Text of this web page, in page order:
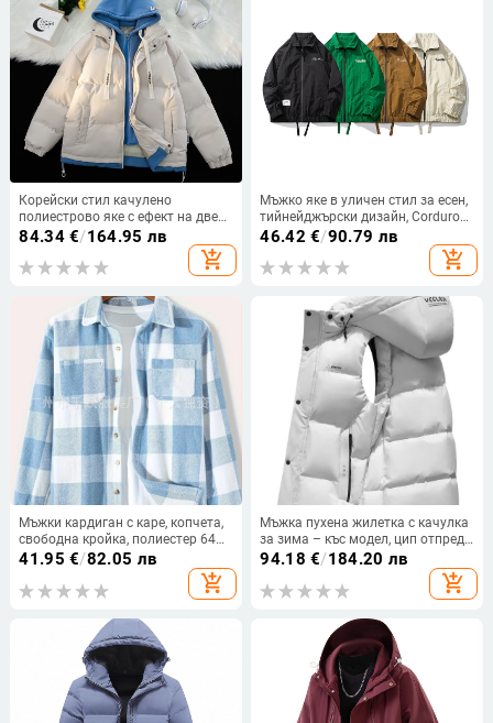
Корейски стил качулено
полиестрово яке с ефект на две
части, цип, пълнител полиестер,
84.34€/164.95 лв
add_shopping_cart
Мъжко яке в уличен стил за есен,
тийнейджърски дизайн, Corduroy
плат с Rabbit fur акценти, с
качулка, устойчиво на износване
46.42 €/90.79 лв
add_shopping_cart
Мъжки кардиган с каре, копчета,
свободна кройка, полиестер 64%,
ветроустойчив
41.95 €/82.05 лв
add_shopping_cart
Мъжка пухена жилетка с качулка
за зима – къс модел, цип отпред,
стояща яка, дебела материя,
пълнеж: пух от патица, обем пух
600, антибактериална и
94.18 €/184.20 лв
add_shopping_cart